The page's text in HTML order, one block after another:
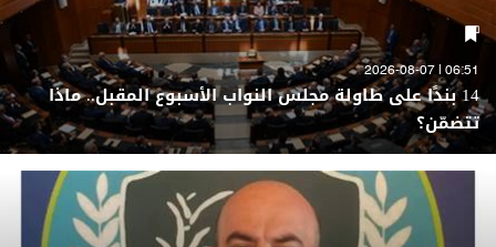
06:51 | 2026-08-07
14 بندًا على طاولة مجلس النواب الأسبوع المقبل.. ماذا
تتضمّن؟